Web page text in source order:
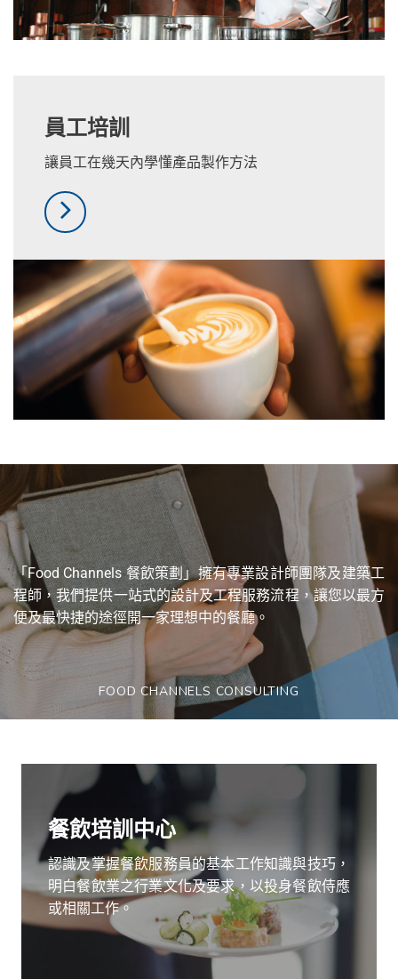
員工培訓
讓員工在幾天內學懂產品製作方法
「Food Channels 餐飲策劃」擁有專業設計師團隊及建築工
程師，我們提供一站式的設計及工程服務流程，讓您以最方
便及最快捷的途徑開一家理想中的餐廳。
FOOD CHANNELS CONSULTING
餐飲培訓中心
認識及掌握餐飲服務員的基本工作知識與技巧，
明白餐飲業之行業文化及要求，以投身餐飲侍應
或相關工作。